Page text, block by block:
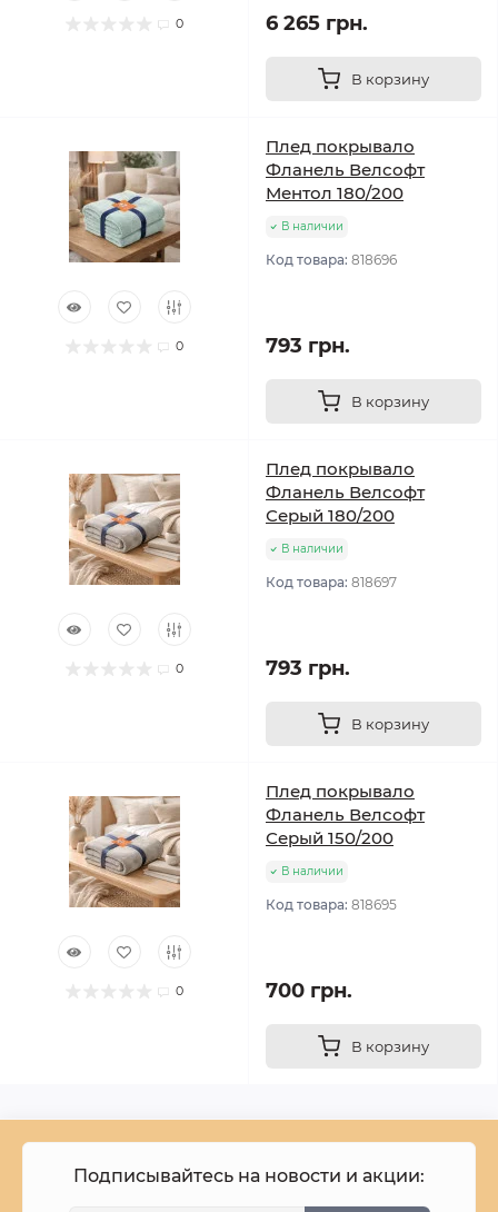
0 6 265 грн.
В корзину
0
Плед покрывало
Фланель Велсофт
Ментол 180/200
В наличии
Код товара: 818696
793 грн.
В корзину
0
Плед покрывало
Фланель Велсофт
Серый 180/200
В наличии
Код товара: 818697
793 грн.
В корзину
0
Плед покрывало
Фланель Велсофт
Серый 150/200
В наличии
Код товара: 818695
700 грн.
В корзину
Подписывайтесь на новости и акции: